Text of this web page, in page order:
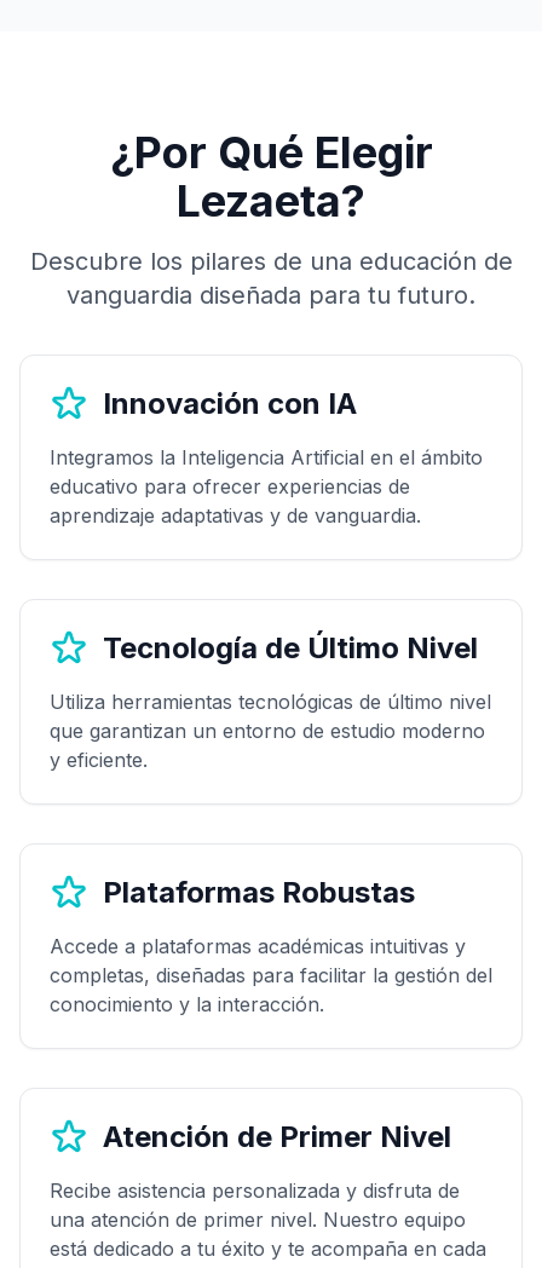
¿Por Qué Elegir
Lezaeta?
Descubre los pilares de una educación de
vanguardia diseñada para tu futuro.
Innovación con IA
Integramos la Inteligencia Artificial en el ámbito
educativo para ofrecer experiencias de
aprendizaje adaptativas y de vanguardia.
Tecnología de Último Nivel
Utiliza herramientas tecnológicas de último nivel
que garantizan un entorno de estudio moderno
y eficiente.
Plataformas Robustas
Accede a plataformas académicas intuitivas y
completas, diseñadas para facilitar la gestión del
conocimiento y la interacción.
Atención de Primer Nivel
Recibe asistencia personalizada y disfruta de
una atención de primer nivel. Nuestro equipo
está dedicado a tu éxito y te acompaña en cada